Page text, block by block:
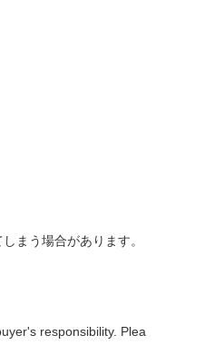
まう場合があります。
responsibility. Plea